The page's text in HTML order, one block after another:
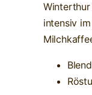
intensiv